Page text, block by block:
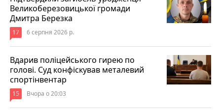
Великоберезовицької громади
Дмитра Березка
17 6 серпня 2026 р.
Вдарив поліцейського гирею по
голові. Суд конфіскував металевий
спортінвентар
15 Вчора о 20:03